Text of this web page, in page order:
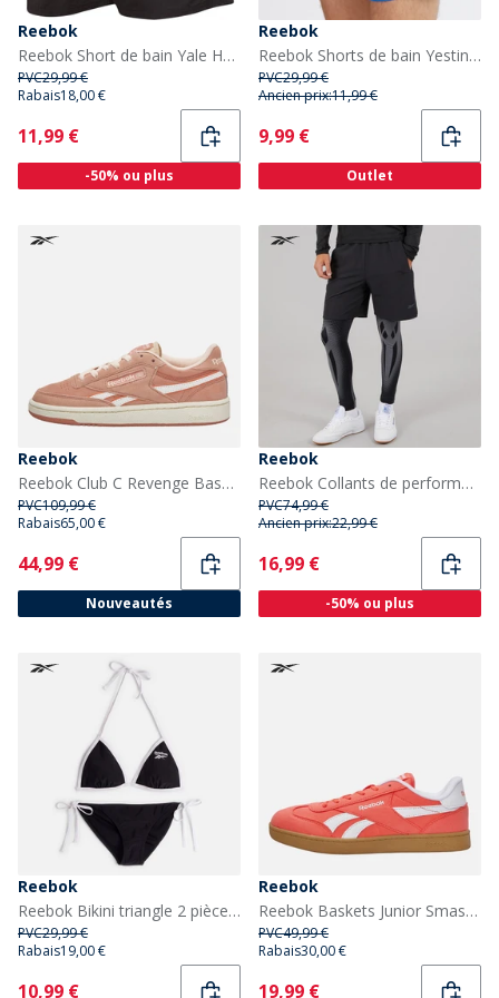
Reebok
Reebok Short de bain Yale Homme Noir
PVC29,99 €
Rabais18,00 €
Current
11,99 €
-50% ou plus
Reebok
Reebok Shorts de bain Yestin Homme Bleu Humble
PVC29,99 €
Ancien prix:11,99 €
Current
9,99 €
Outlet
Reebok
Reebok Club C Revenge Baskets Pink Clay/Pink Clay/Chalk
PVC109,99 €
Rabais65,00 €
Current
44,99 €
Nouveautés
Reebok
Reebok Collants de performance Homme avec système de retour d'énergie Noir/Gris
PVC74,99 €
Ancien prix:22,99 €
Current
16,99 €
-50% ou plus
Reebok
Reebok Bikini triangle 2 pièces Allegra Femme Noir
PVC29,99 €
Rabais19,00 €
Current
10,99 €
Reebok
Reebok Baskets Junior Smash Edge Sunset Coral/Electric Amber/Gum
PVC49,99 €
Rabais30,00 €
Current
19,99 €